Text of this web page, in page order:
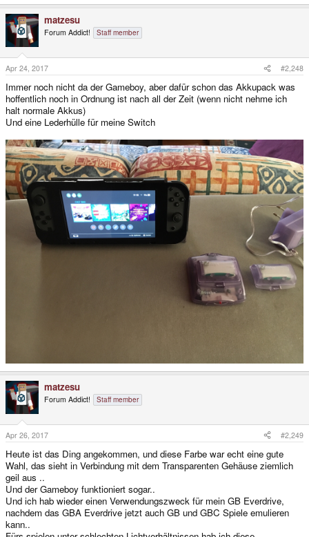
matzesu
Forum Addict! Staff member
Apr 24, 2017 #2,248
Immer noch nicht da der Gameboy, aber dafür schon das Akkupack was
hoffentlich noch in Ordnung ist nach all der Zeit (wenn nicht nehme ich
halt normale Akkus)
Und eine Lederhülle für meine Switch
matzesu
Forum Addict! Staff member
Apr 26, 2017 #2,249
Heute ist das Ding angekommen, und diese Farbe war echt eine gute
Wahl, das sieht in Verbindung mit dem Transparenten Gehäuse ziemlich
geil aus ..
Und der Gameboy funktioniert sogar..
Und ich hab wieder einen Verwendungszweck für mein GB Everdrive,
nachdem das GBA Everdrive jetzt auch GB und GBC Spiele emulieren
kann..